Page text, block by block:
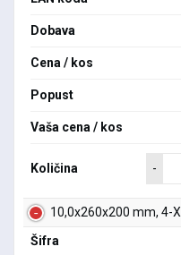
Dobava
Cena / kos
Popust
Vaša cena / kos
Količina -
10,0x260x200 mm, 4-X
Šifra